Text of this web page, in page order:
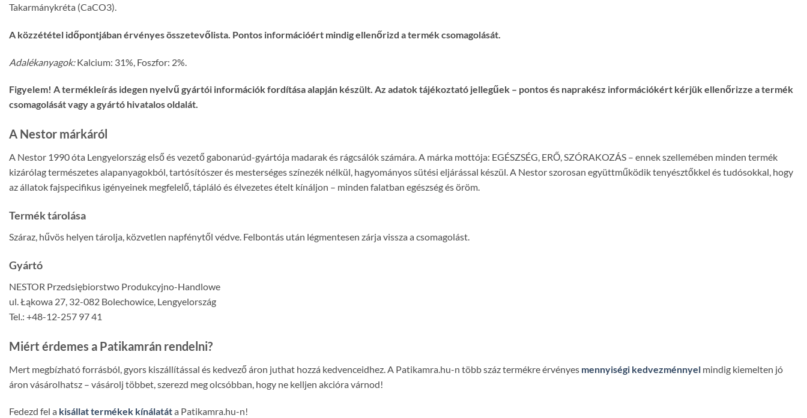
Takarmánykréta (CaCO3).
A közzététel időpontjában érvényes összetevőlista. Pontos információért mindig ellenőrizd a termék csomagolását.
Adalékanyagok:Kalcium: 31%, Foszfor: 2%.
Figyelem! A termékleírás idegen nyelvű gyártói információk fordítása alapján készült. Az adatok tájékoztató jellegűek – pontos és naprakész információkért kérjük ellenőrizze a termék
csomagolását vagy a gyártó hivatalos oldalát.
A Nestor márkáról
A Nestor 1990 óta Lengyelország első és vezető gabonarúd-gyártója madarak és rágcsálók számára. A márka mottója: EGÉSZSÉG, ERŐ, SZÓRAKOZÁS – ennek szellemében minden termék
kizárólag természetes alapanyagokból, tartósítószer és mesterséges színezék nélkül, hagyományos sütési eljárással készül. A Nestor szorosan együttműködik tenyésztőkkel és tudósokkal, hogy
az állatok fajspecifikus igényeinek megfelelő, tápláló és élvezetes ételt kínáljon – minden falatban egészség és öröm.
Termék tárolása
Száraz, hűvös helyen tárolja, közvetlen napfénytől védve. Felbontás után légmentesen zárja vissza a csomagolást.
Gyártó
NESTOR Przedsiębiorstwo Produkcyjno-Handlowe
ul. Łąkowa 27, 32-082 Bolechowice, Lengyelország
Tel.: +48-12-257 97 41
Miért érdemes a Patikamrán rendelni?
Mert megbízható forrásból, gyors kiszállítással és kedvező áron juthat hozzá kedvenceidhez. A Patikamra.hu-n több száz termékre érvényes mennyiségi kedvezménnyel mindig kiemelten jó
áron vásárolhatsz – vásárolj többet, szerezd meg olcsóbban, hogy ne kelljen akcióra várnod!
Fedezd fel a kisállat termékek kínálatáta Patikamra.hu-n!